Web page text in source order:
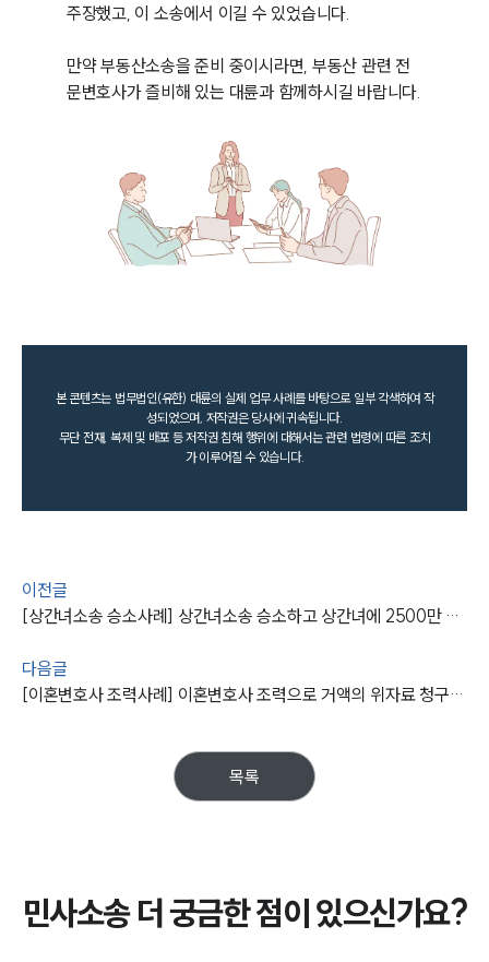
주장했고, 이 소송에서 이길 수 있었습니다.
만약 부동산소송을 준비 중이시라면, 부동산 관련 전
문변호사가 즐비해 있는 대륜과 함께하시길 바랍니다.
본 콘텐츠는 법무법인(유한) 대륜의 실제 업무 사례를 바탕으로 일부 각색하여 작
성되었으며, 저작권은 당사에 귀속됩니다.
무단 전재, 복제 및 배포 등 저작권 침해 행위에 대해서는 관련 법령에 따른 조치
가 이루어질 수 있습니다.
이전글
[상간녀소송 승소사례] 상간녀소송 승소하고 상간녀에 2500만 원 받아내
다음글
[이혼변호사 조력사례] 이혼변호사 조력으로 거액의 위자료 청구 감액에 성공함
목록
민사소송 더 궁금한 점이 있으신가요?